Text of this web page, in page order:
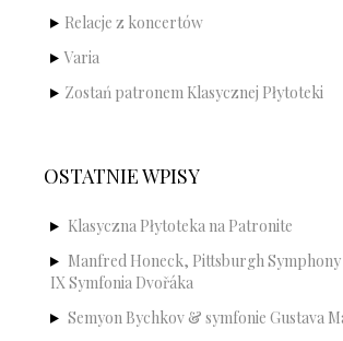
Relacje z koncertów
Varia
Zostań patronem Klasycznej Płytoteki
OSTATNIE WPISY
Klasyczna Płytoteka na Patronite
Manfred Honeck, Pittsburgh
IX Symfonia Dvořáka
Semyon Bychkov & symfonie Gustava